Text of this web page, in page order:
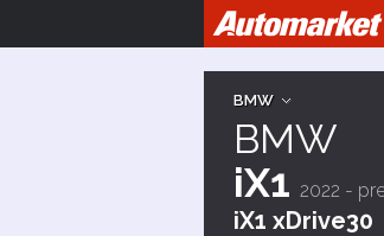
BMW
BMW
iX1 2022 -
iX1 xDrive30